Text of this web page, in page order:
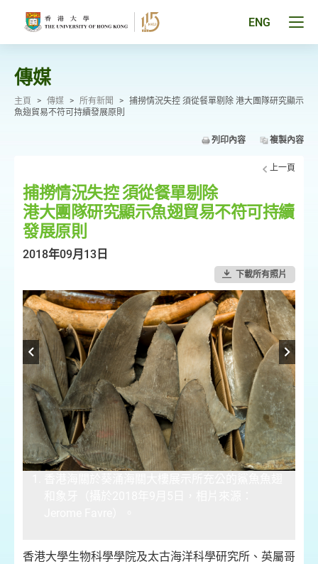
ENG
傳媒
主頁 > 傳媒 > 所有新聞 > 捕撈情況失控 須從餐單剔除 港大團隊研究顯示
魚翅貿易不符可持續發展原則
列印內容 複製內容
上一頁
捕撈情況失控 須從餐單剔除
港大團隊研究顯示魚翅貿易不符可持續
發展原則
2018年09月13日
下載所有照片
香港大學生物科學學院及太古海洋科學研究所、英屬哥